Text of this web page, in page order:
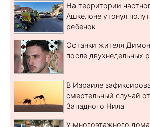
На территории
Ашкелоне утонул
ребенок
Останки жителя
после двухнедельных
В Израиле
смертельный случай
Западного Нила
У многоэтажного